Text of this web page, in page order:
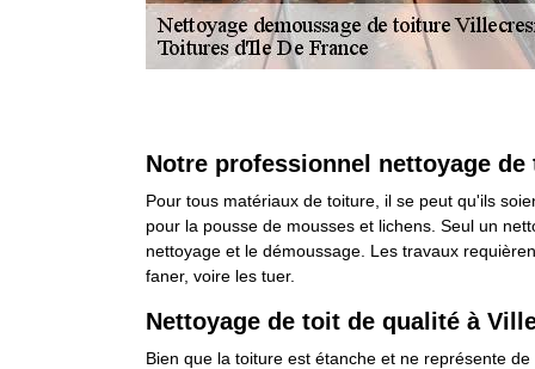
Notre professionnel nettoyage de
Pour tous matériaux de toiture, il se peut qu'ils
pour la pousse de mousses et lichens. Seul un
nettoyage et le démoussage. Les travaux
faner, voire les tuer.
Nettoyage de toit de qualité à
Bien que la toiture est étanche et ne représente